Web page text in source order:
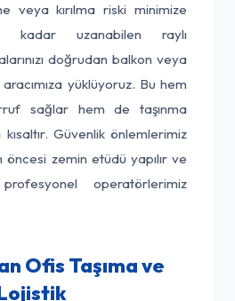
veya kırılma riski minimize
uzanabilen raylı
doğrudan balkon veya
yüklüyoruz. Bu hem
sağlar hem de taşınma
Güvenlik önlemlerimiz
zemin etüdü yapılır ve
operatörlerimiz
Ofis Taşıma ve